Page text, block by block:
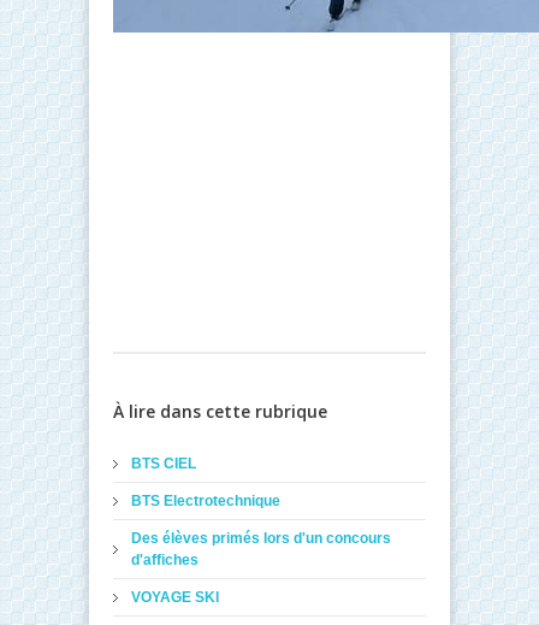
À lire dans cette rubrique
BTS CIEL
BTS Electrotechnique
Des élèves primés lors d'un concours
d'affiches
VOYAGE SKI